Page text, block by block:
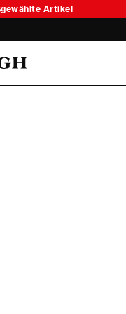
Artikel